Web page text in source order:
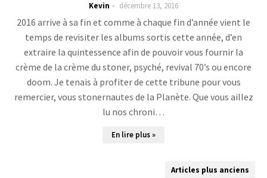
Kevin décembre 13, 2016
2016 arrive à sa fin et comme à chaque fin d’année vient le
temps de revisiter les albums sortis cette année, d’en
extraire la quintessence afin de pouvoir vous fournir la
crème de la crème du stoner, psyché, revival 70’s ou encore
doom. Je tenais à profiter de cette tribune pour vous
remercier, vous stonernautes de la Planète. Que vous aillez
lu nos chroni…
En lire plus »
Articles plus anciens